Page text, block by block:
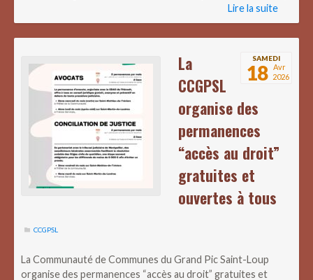
Lire la suite
SAMEDI
18 Avr
2026
La
CCGPSL
organise des
permanences
“accès au droit”
gratuites et
ouvertes à tous
CCGPSL
La Communauté de Communes du Grand Pic Saint-Loup
organise des permanences “accès au droit” gratuites et